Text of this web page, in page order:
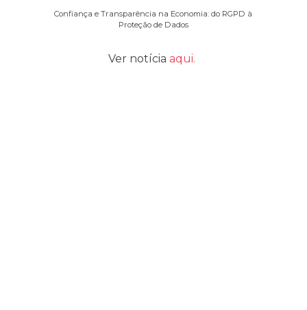
Confiança e Transparência na Economia: do RGPD à
Proteção de Dados
Ver notíciaaqui.